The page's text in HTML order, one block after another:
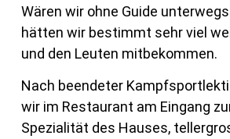
Wären wir ohne Guide
hätten wir bestimmt sehr viel
und den Leuten mitbekommen.
Nach beendeter
wir im Restaurant am Eingang
Spezialität des Hauses,